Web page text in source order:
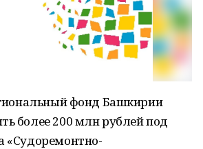
фонд Башкирии
более 200 млн рублей под
«Судоремонтно-